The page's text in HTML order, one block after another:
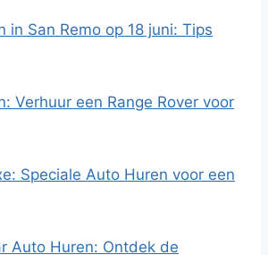
in San Remo op 18 juni: Tips
Verhuur een Range Rover voor
Speciale Auto Huren voor een
Auto Huren: Ontdek de